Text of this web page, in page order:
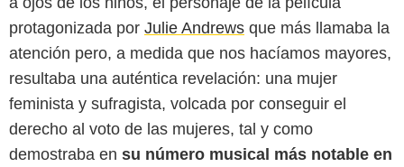
protagonizada por Julie Andrews que más llamaba la
atención pero, a medida que nos hacíamos mayores,
resultaba una auténtica revelación: una mujer
feminista y sufragista, volcada por conseguir el
derecho al voto de las mujeres, tal y como
demostraba en su número musical más notable en